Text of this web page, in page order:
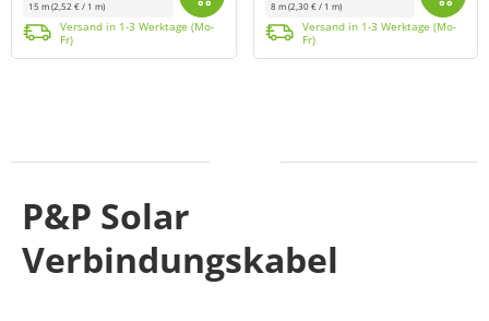
15 m(2,52 € / 1 m)
Versand in 1-3 Werktage (Mo-
Fr)
8 m(2,30 € / 1 m)
Versand in 1-3 Werktage (Mo-
Fr)
P&P Solar
Verbindungskabel